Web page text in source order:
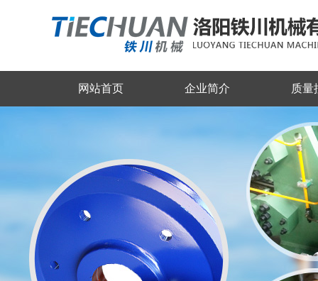
网站首页 企业简介 质量